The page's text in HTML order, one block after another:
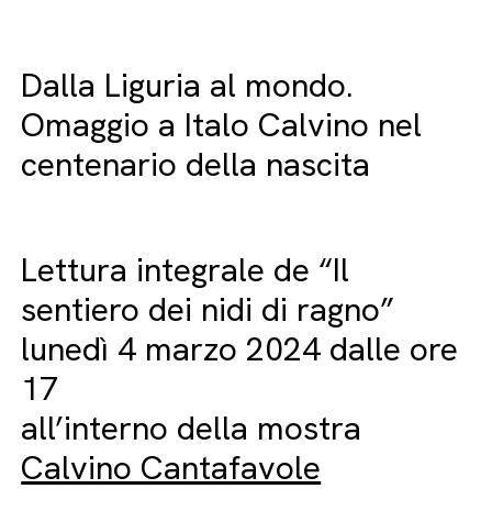
Dalla Liguria al mondo.
Omaggio a Italo Calvino nel
centenario della nascita
Lettura integrale de “Il
sentiero dei nidi di ragno”
lunedì 4 marzo 2024 dalle ore
17
all’interno della mostra
Calvino Cantafavole